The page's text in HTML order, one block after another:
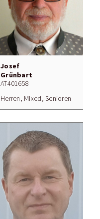
Josef
Grünbart
AT401658
Herren, Mixed, Senioren